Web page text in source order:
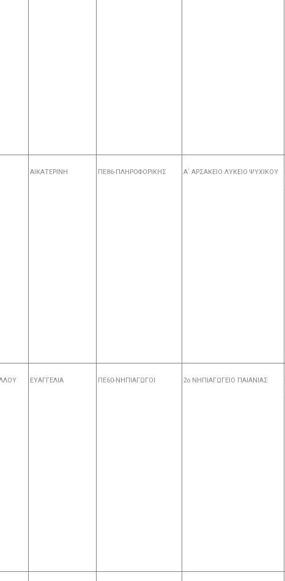
ΑΙΚΑΤΕΡΙΝΗ ΠΕ86-ΠΛΗΡΟΦΟΡΙΚΗΣ Α΄ ΑΡΣΑΚΕΙΟ ΛΥΚΕΙΟ ΨΥΧΙΚΟΥ
ΕΥΑΓΓΕΛΙΑ ΠΕ60-ΝΗΠΙΑΓΩΓΟΙ 2ο ΝΗΠΙΑΓΩΓΕΙΟ ΠΑΙΑΝΙΑΣ